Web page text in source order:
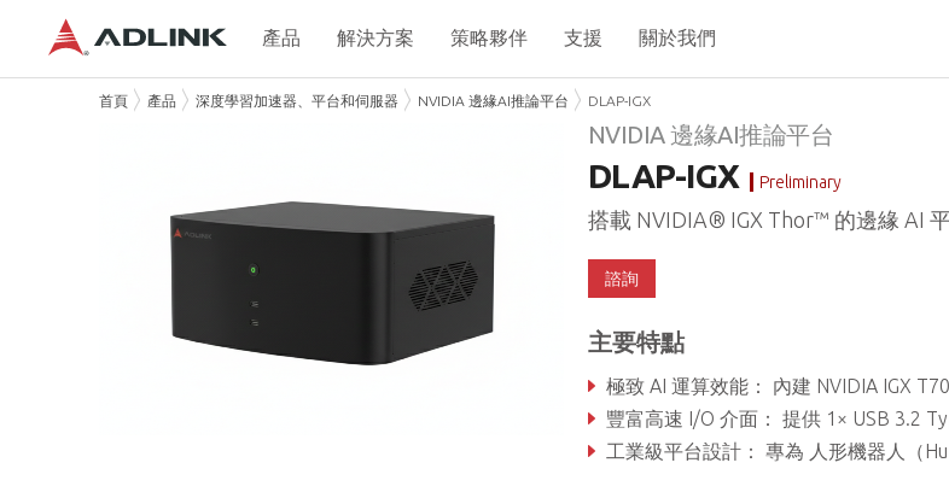
產品 解決方案 策略夥伴 支援 關於我們
首頁 產品 深度學習加速器、平台和伺服器 NVIDIA 邊緣AI推論平台 DLAP-IGX
NVIDIA 邊緣AI推論平台
DLAP-IGX Preliminary
搭載 NVIDIA® IGX Thor™ 的邊緣 AI
諮詢
主要特點
極致 AI 運算效能： 內建 NVIDIA IGX T7000™，AI 運算效能最高可達 4,293 TFLOPS（FP4-
豐富高速 I/O 介面： 提供 1× USB 3.2 Type-C、4× USB 3.2 Type-A，並支援多元擴充
工業級平台設計： 專為 人形機器人（Humanoid Robot）、視覺感測系統（Vision Sensing System, VSS）與自主移動機器人